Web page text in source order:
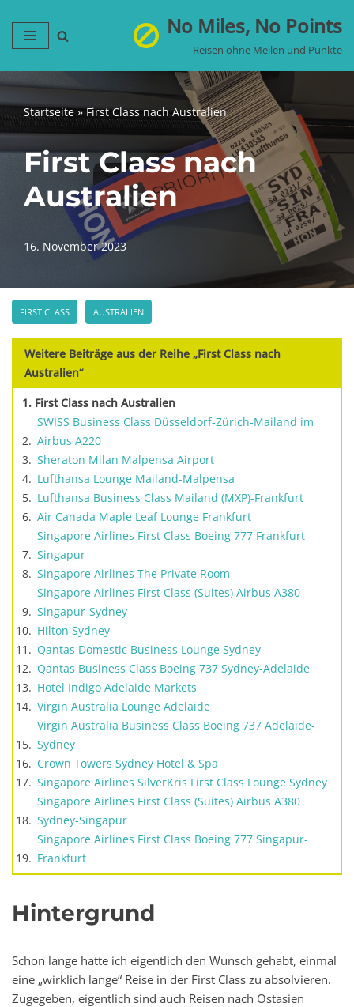
Zum
springen
No Miles, No Points
Reisen ohne Meilen und Punkte
Startseite»First Class nach Australien
First Class nach
Australien
16. November 2023
FIRST CLASS AUSTRALIEN
Weitere Beiträge aus der Reihe „First Class nach
Australien“
First Class nach Australien
SWISS Business Class Düsseldorf-Zürich-Mailand im
Airbus A220
Sheraton Milan Malpensa Airport
Lufthansa Lounge Mailand-Malpensa
Lufthansa Business Class Mailand (MXP)-Frankfurt
Air Canada Maple Leaf Lounge Frankfurt
Singapore Airlines First Class Boeing 777 Frankfurt-
Singapur
Singapore Airlines The Private Room
Singapore Airlines First Class (Suites) Airbus A380
Singapur-Sydney
Hilton Sydney
Qantas Domestic Business Lounge Sydney
Qantas Business Class Boeing 737 Sydney-Adelaide
Hotel Indigo Adelaide Markets
Virgin Australia Lounge Adelaide
Virgin Australia Business Class Boeing 737 Adelaide-
Sydney
Crown Towers Sydney Hotel & Spa
Singapore Airlines SilverKris First Class Lounge Sydney
Singapore Airlines First Class (Suites) Airbus A380
Sydney-Singapur
Singapore Airlines First Class Boeing 777 Singapur-
Frankfurt
Hintergrund
Schon lange hatte ich eigentlich den Wunsch gehabt, einmal
eine „wirklich lange“ Reise in der First Class zu absolvieren.
Zugegeben, eigentlich sind auch Reisen nach Ostasien